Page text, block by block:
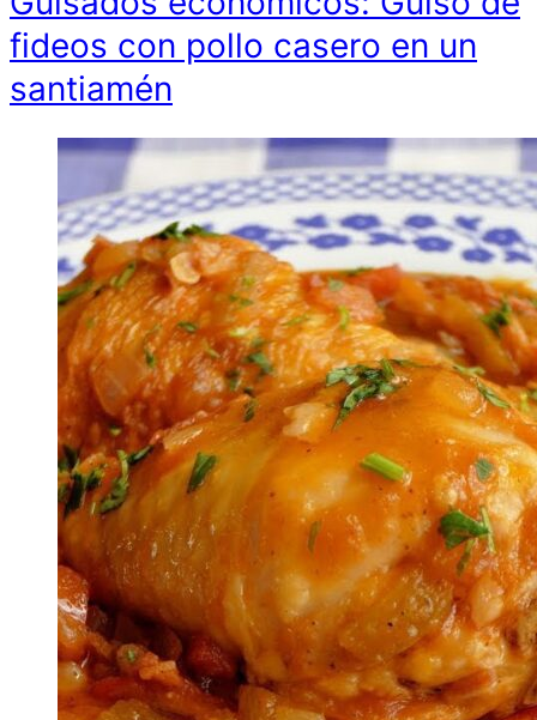
fideos con pollo casero en un
santiamén